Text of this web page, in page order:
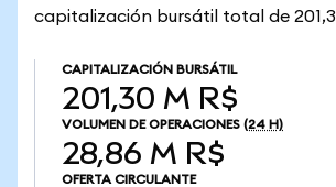
capitalización bursátil total de
CAPITALIZACIÓN BURSÁTIL
201,30 M R$
VOLUMEN DE OPERACIONES (24 H)
28,86 M R$
OFERTA CIRCULANTE